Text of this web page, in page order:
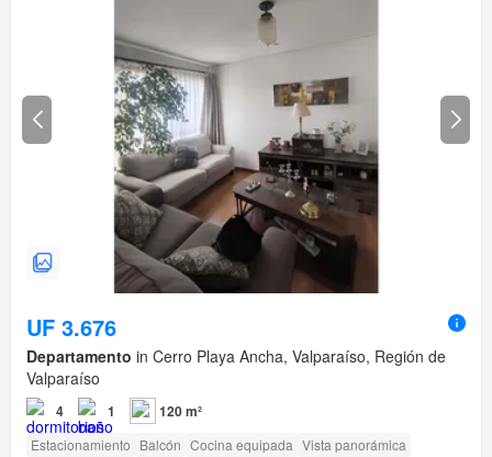
UF 3.676
Departamento in Cerro Playa Ancha, Valparaíso, Región de
Valparaíso
4 1 120 m²
Estacionamiento Balcón Cocina equipada Vista panorámica